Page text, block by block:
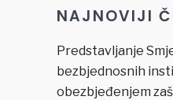
plana za
2009. do
2013.
godine
NAJNOVIJI
Predstavljanje
bezbjednosnih
obezbjeđenjem